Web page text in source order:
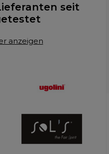
seit
anzeigen